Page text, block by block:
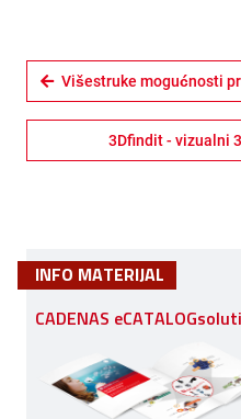
Višestruke mogućnosti
3Dfindit - vizualni
INFO MATERIJAL
CADENAS